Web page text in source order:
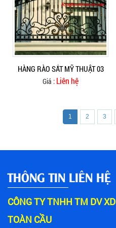
HÀNG RÀO SẮT MỸ THUẬT 03
Giá : Liên hệ
1 2 3
THÔNG TIN LIÊN HỆ
CÔNG TY TNHH TM DV
TOÀN CẦU